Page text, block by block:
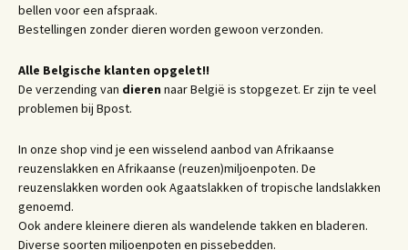
bellen voor een afspraak.
Bestellingen zonder dieren worden gewoon verzonden.
Alle Belgische klanten opgelet!!
De verzending van dieren naar België is stopgezet. Er zijn te veel
problemen bij Bpost.
In onze shop vind je een wisselend aanbod van Afrikaanse
reuzenslakken en Afrikaanse (reuzen)miljoenpoten. De
reuzenslakken worden ook Agaatslakken of tropische landslakken
genoemd.
Ook andere kleinere dieren als wandelende takken en bladeren.
Diverse soorten miljoenpoten en pissebedden.